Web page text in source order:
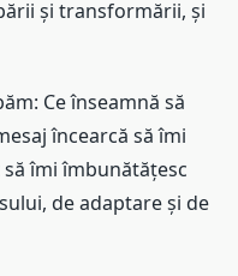
și transformării, și
Ce înseamnă să
încearcă să îmi
îmi îmbunătățesc
de adaptare și de